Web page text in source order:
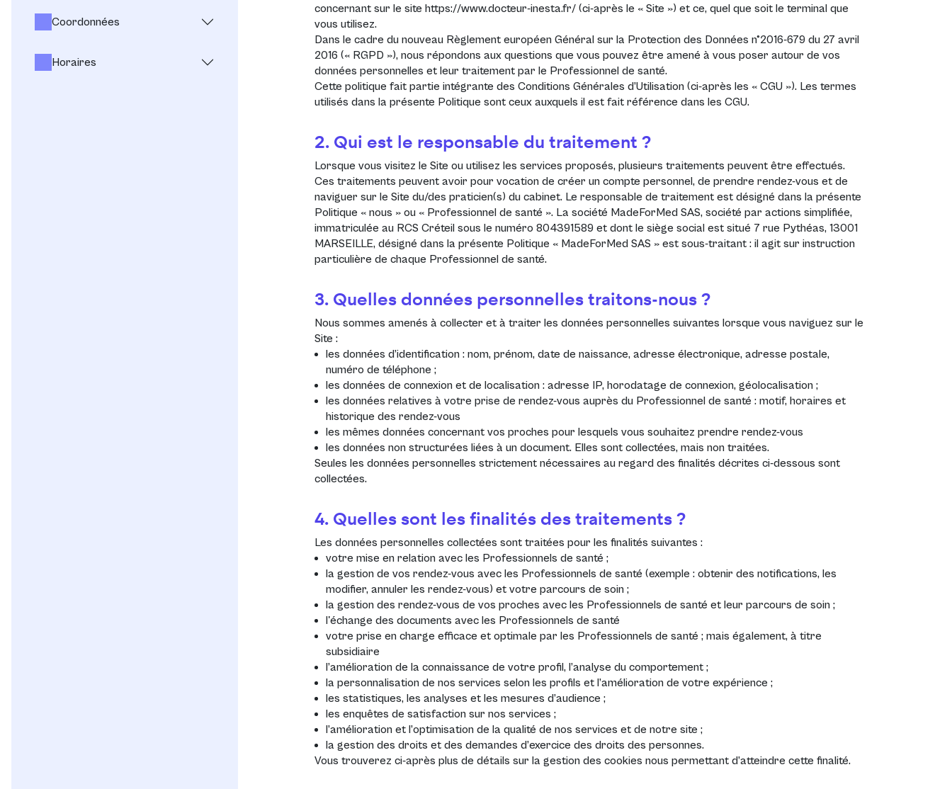
Coordonnées
Horaires
concernant sur le site https://www.docteur-inesta.fr/ (ci-après le « Site ») et ce, quel que soit le terminal que
vous utilisez.
Dans le cadre du nouveau Règlement européen Général sur la Protection des Données n°2016-679 du 27 avril
2016 (« RGPD »), nous répondons aux questions que vous pouvez être amené à vous poser autour de vos
données personnelles et leur traitement par le Professionnel de santé.
Cette politique fait partie intégrante des Conditions Générales d’Utilisation (ci-après les « CGU »). Les termes
utilisés dans la présente Politique sont ceux auxquels il est fait référence dans les CGU.
2. Qui est le responsable du traitement ?
Lorsque vous visitez le Site ou utilisez les services proposés, plusieurs traitements peuvent être effectués.
Ces traitements peuvent avoir pour vocation de créer un compte personnel, de prendre rendez-vous et de
naviguer sur le Site du/des praticien(s) du cabinet. Le responsable de traitement est désigné dans la présente
Politique « nous » ou « Professionnel de santé ». La société MadeForMed SAS, société par actions simplifiée,
immatriculée au RCS Créteil sous le numéro 804391589 et dont le siège social est situé 7 rue Pythéas, 13001
MARSEILLE, désigné dans la présente Politique « MadeForMed SAS » est sous-traitant : il agit sur instruction
particulière de chaque Professionnel de santé.
3. Quelles données personnelles traitons-nous ?
Nous sommes amenés à collecter et à traiter les données personnelles suivantes lorsque vous naviguez sur le
Site :
les données d’identification : nom, prénom, date de naissance, adresse électronique, adresse postale,
numéro de téléphone ;
les données de connexion et de localisation : adresse IP, horodatage de connexion, géolocalisation ;
les données relatives à votre prise de rendez-vous auprès du Professionnel de santé : motif, horaires et
historique des rendez-vous
les mêmes données concernant vos proches pour lesquels vous souhaitez prendre rendez-vous
les données non structurées liées à un document. Elles sont collectées, mais non traitées.
Seules les données personnelles strictement nécessaires au regard des finalités décrites ci-dessous sont
collectées.
4. Quelles sont les finalités des traitements ?
Les données personnelles collectées sont traitées pour les finalités suivantes :
votre mise en relation avec les Professionnels de santé ;
la gestion de vos rendez-vous avec les Professionnels de santé (exemple : obtenir des notifications, les
modifier, annuler les rendez-vous) et votre parcours de soin ;
la gestion des rendez-vous de vos proches avec les Professionnels de santé et leur parcours de soin ;
l'échange des documents avec les Professionnels de santé
votre prise en charge efficace et optimale par les Professionnels de santé ; mais également, à titre
subsidiaire
l’amélioration de la connaissance de votre profil, l’analyse du comportement ;
la personnalisation de nos services selon les profils et l’amélioration de votre expérience ;
les statistiques, les analyses et les mesures d’audience ;
les enquêtes de satisfaction sur nos services ;
l’amélioration et l’optimisation de la qualité de nos services et de notre site ;
la gestion des droits et des demandes d’exercice des droits des personnes.
Vous trouverez ci-après plus de détails sur la gestion des cookies nous permettant d’atteindre cette finalité.